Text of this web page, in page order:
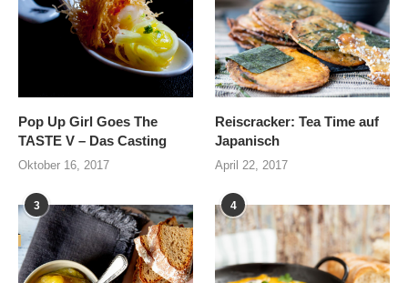
Pop Up Girl Goes The
TASTE V – Das Casting
Oktober 16, 2017
Reiscracker: Tea Time auf
Japanisch
April 22, 2017
3 4